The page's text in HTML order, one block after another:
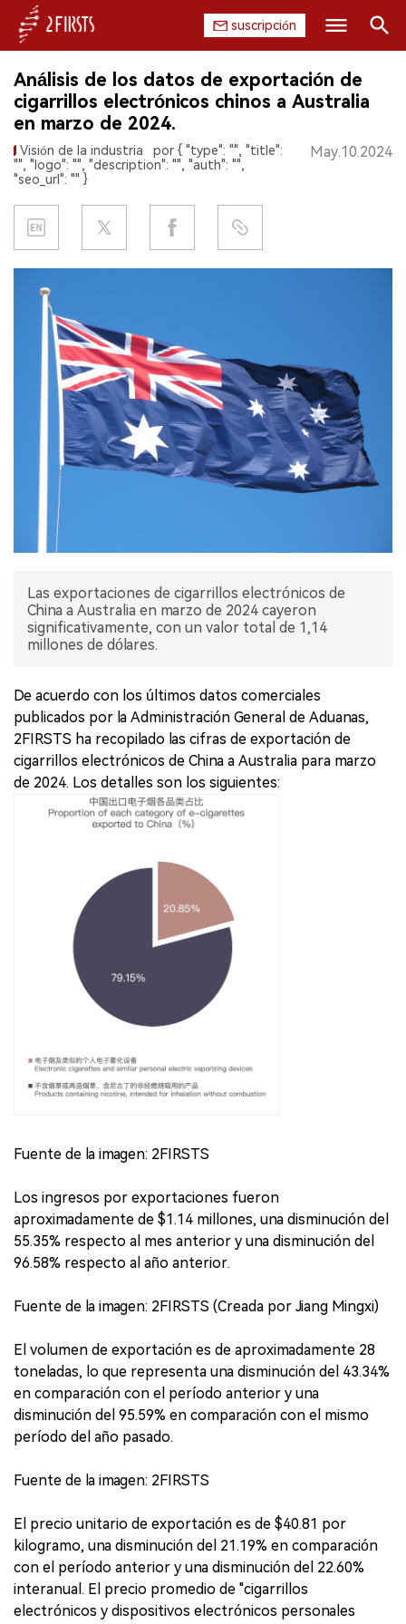
suscripción
INICIO
EMPRESA
PRODUCTO
REGULACIÓN
CHINA
DATOS
EXPOSICIÓN
ENTREVISTA
Buscar
Análisis de los datos de exportación de
cigarrillos electrónicos chinos a Australia
en marzo de 2024.
Visión de la industria
por { "type": "", "title":
"", "logo": "", "description": "", "auth": "",
"seo_url": "" }
May.10.2024
Las exportaciones de cigarrillos electrónicos de
China a Australia en marzo de 2024 cayeron
significativamente, con un valor total de 1,14
millones de dólares.
De acuerdo con los últimos datos comerciales
publicados por la Administración General de Aduanas,
2FIRSTS ha recopilado las cifras de exportación de
cigarrillos electrónicos de China a Australia para marzo
de 2024. Los detalles son los siguientes:
Fuente de la imagen: 2FIRSTS
Los ingresos por exportaciones fueron
aproximadamente de $1.14 millones, una disminución del
55.35% respecto al mes anterior y una disminución del
96.58% respecto al año anterior.
Fuente de la imagen: 2FIRSTS (Creada por Jiang Mingxi)
El volumen de exportación es de aproximadamente 28
toneladas, lo que representa una disminución del 43.34%
en comparación con el período anterior y una
disminución del 95.59% en comparación con el mismo
período del año pasado.
Fuente de la imagen: 2FIRSTS
El precio unitario de exportación es de $40.81 por
kilogramo, una disminución del 21.19% en comparación
con el período anterior y una disminución del 22.60%
interanual. El precio promedio de "cigarrillos
electrónicos y dispositivos electrónicos personales